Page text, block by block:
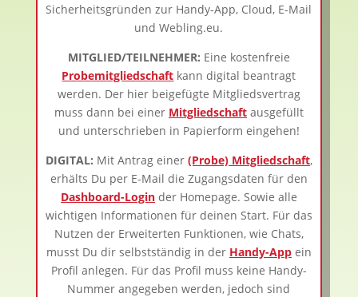
Sicherheitsgründen zur Handy-App, Cloud, E-Mail
und Webling.eu.
MITGLIED/TEILNEHMER: Eine kostenfreie
Probemitgliedschaft kann digital beantragt
werden. Der hier beigefügte Mitgliedsvertrag
muss dann bei einer Mitgliedschaftausgefüllt
und unterschrieben in Papierform eingehen!
DIGITAL: Mit Antrag einer (Probe) Mitgliedschaft,
erhälts Du per E-Mail die Zugangsdaten für den
Dashboard-Loginder Homepage. Sowie alle
wichtigen Informationen für deinen Start. Für das
Nutzen der Erweiterten Funktionen, wie Chats,
musst Du dir selbstständig in der Handy-Appein
Profil anlegen. Für das Profil muss keine Handy-
Nummer angegeben werden, jedoch sind